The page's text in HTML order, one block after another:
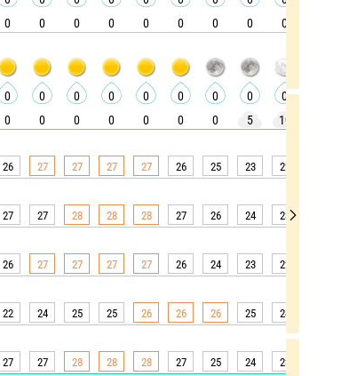
0 0 0 0 0 0 0 0 0
0 0 0 0 0 0 0 0 0
0 0 0 0 0 0 0 5 10
26 27 27 27 27 26 25 23 22
27 27 28 28 28 27 26 24 23
26 27 27 27 27 26 24 23 22
22 24 25 25 26 26 26 25 24
27 27 28 28 28 27 25 24 23